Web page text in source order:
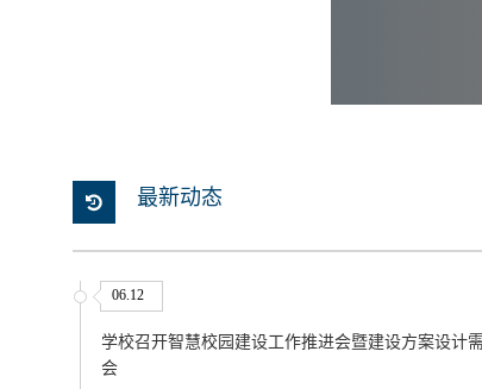
最新动态
06.12
学校召开智慧校园建设工作推进会暨建设方案设计
会